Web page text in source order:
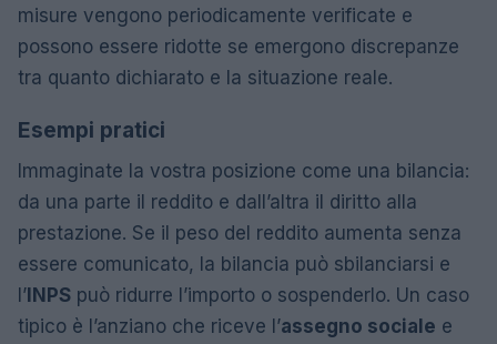
misure vengono periodicamente verificate e
possono essere ridotte se emergono discrepanze
tra quanto dichiarato e la situazione reale.
Esempi pratici
Immaginate la vostra posizione come una bilancia:
da una parte il reddito e dall’altra il diritto alla
prestazione. Se il peso del reddito aumenta senza
essere comunicato, la bilancia può sbilanciarsi e
l’INPS può ridurre l’importo o sospenderlo. Un caso
tipico è l’anziano che riceve l’assegno sociale e